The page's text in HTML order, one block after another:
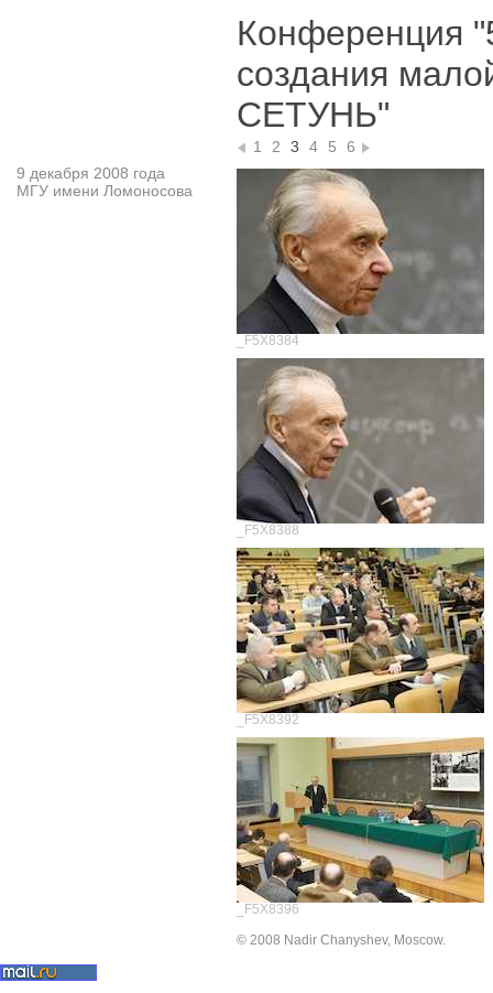
Конференция
создания
СЕТУНЬ"
1 2 3 4 5
6
9 декабря 2008 года
МГУ имени Ломоносова
_F5X8384
_F5X8388
_F5X8392
_F5X8396
© 2008 Nadir Chanyshev, Moscow.